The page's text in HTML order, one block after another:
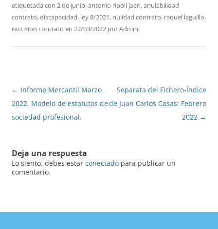
etiquetada con 2 de junio,antonio ripoll jaen,anulabilidad
contrato,discapacidad, ley 8/2021, nulidad contrato, raquel laguillo,
rescision contrato en 22/03/2022 porAdmin.
Navegación
de
entradas
← Informe Mercantil Marzo
2022. Modelo de estatutos de
sociedad profesional.
Separata del Fichero-Índice
de Juan Carlos Casas: Febrero
2022 →
Deja una respuesta
Lo siento, debes estar conectado para publicar un
comentario.